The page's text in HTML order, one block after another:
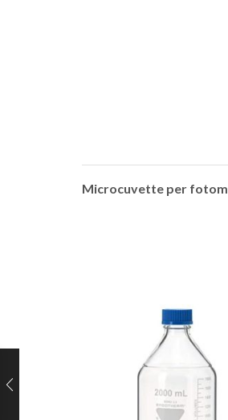
Microcuvette per